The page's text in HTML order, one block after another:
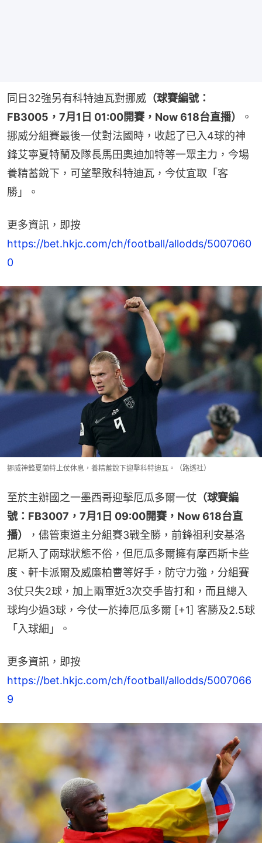
同日32強另有科特迪瓦對挪威 （球賽編號：
FB3005，7月1日 01:00開賽，Now 618台直播）
。
挪威分組賽最後一仗對法國時，收起了已入4球的神
鋒艾寧夏特蘭及隊長馬田奧迪加特等一眾主力，今場
養精蓄銳下，可望擊敗科特迪瓦，今仗宜取「客
勝」。
https://bet.hkjc.com/ch/football/allodds/5007060
0
挪威神鋒夏蘭特上仗休息，養精蓄銳下迎擊科特迪瓦。（路透社）
至於主辦國之一墨西哥迎擊厄瓜多爾一仗 （球賽編
號：FB3007，7月1日 09:00開賽，Now 618台直
播）
，儘管東道主分組賽3戰全勝，前鋒祖利安基洛
尼斯入了兩球狀態不俗，但厄瓜多爾擁有摩西斯卡些
度、軒卡派爾及威廉柏曹等好手，防守力強，分組賽
3仗只失2球，加上兩軍近3次交手皆打和，而且總入
球均少過3球，今仗一於捧厄瓜多爾 [+1] 客勝及2.5球
「入球細」。
https://bet.hkjc.com/ch/football/allodds/5007066
9